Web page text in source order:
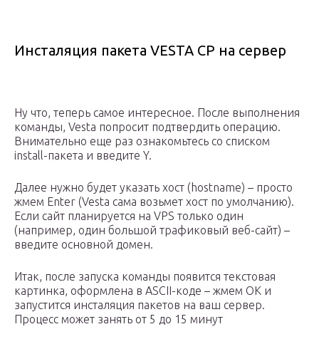
Инсталяция пакета VESTA CP на сервер
Ну что, теперь самое интересное. После выполнения
команды, Vesta попросит подтвердить операцию.
Внимательно еще раз ознакомьтесь со списком
install-пакета и введите Y.
Далее нужно будет указать хост (hostname) – просто
жмем Enter (Vesta сама возьмет хост по умолчанию).
Если сайт планируется на VPS только один
(например, один большой трафиковый веб-сайт) –
введите основной домен.
Итак, после запуска команды появится текстовая
картинка, оформлена в ASCII-коде – жмем ОК и
запустится инсталяция пакетов на ваш сервер.
Процесс может занять от 5 до 15 минут